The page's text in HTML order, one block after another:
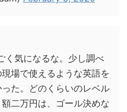
く気になるな。少し調べ
場で使えるような英語を
た。どのくらいのレベル
二万円は、ゴール決めな